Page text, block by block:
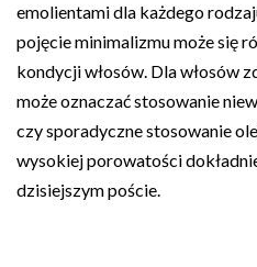
emolientami dla każdego
pojęcie minimalizmu może się
kondycji włosów. Dla włosów
może oznaczać stosowanie
czy sporadyczne stosowanie
wysokiej porowatości
dzisiejszym poście.